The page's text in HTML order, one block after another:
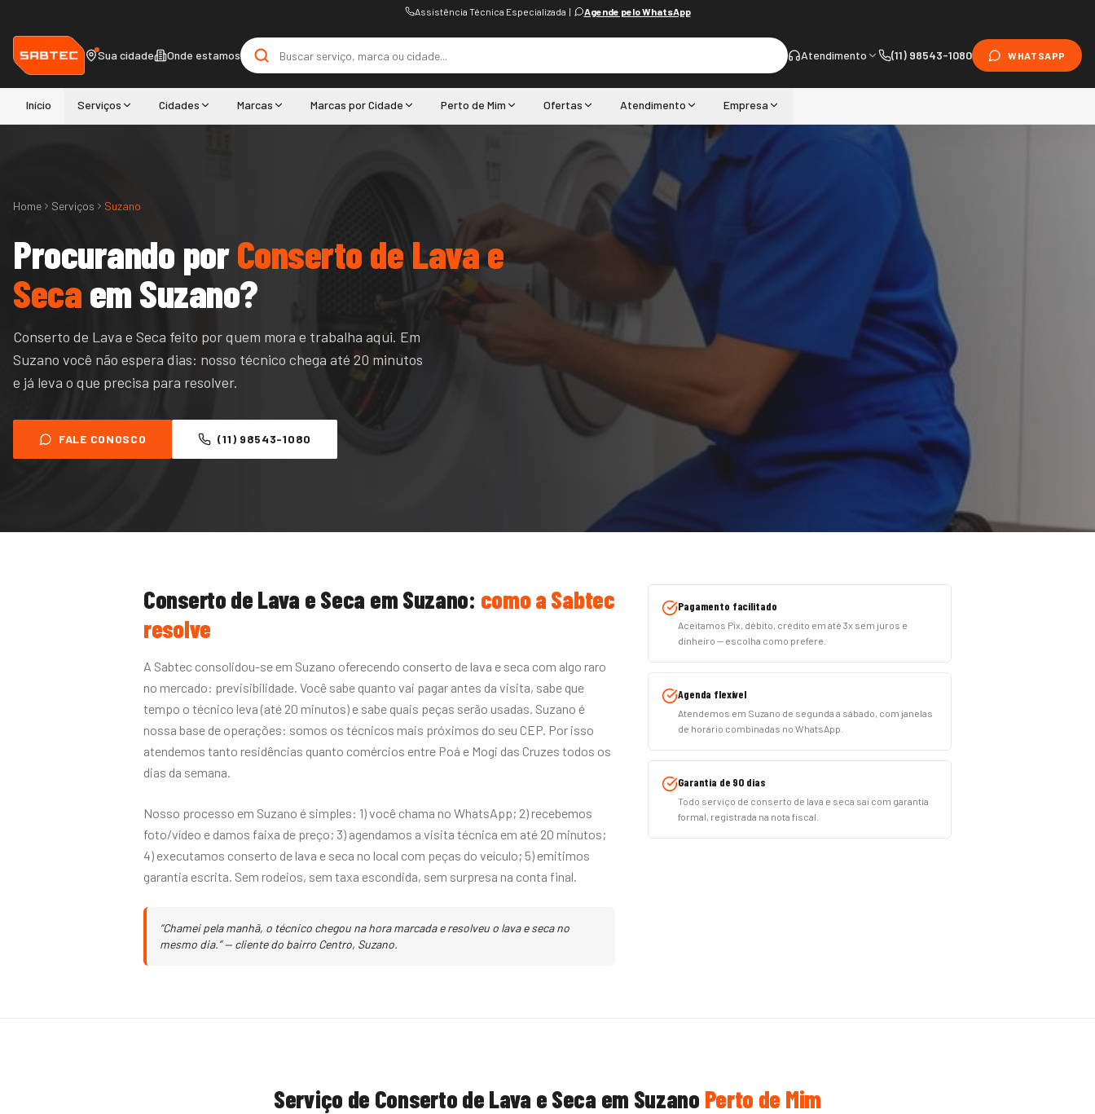
Assistência Técnica Especializada | Agende pelo WhatsApp
Sua cidade Onde estamos Atendimento (11) 98543-1080 WHATSAPP
Início Serviços Cidades Marcas Marcas por Cidade Perto de Mim Ofertas Atendimento Empresa
Home Serviços Suzano
Procurando porConserto de Lava e
SecaemSuzano?
Conserto de Lava e Seca feito por quem mora e trabalha aqui. Em
Suzano você não espera dias: nosso técnico chega até 20 minutos
e já leva o que precisa para resolver.
FALE CONOSCO (11) 98543-1080
Conserto de Lava e Seca emSuzano: como a Sabtec
resolve
A Sabtec consolidou-se em Suzano oferecendo conserto de lava e seca com algo raro
no mercado: previsibilidade. Você sabe quanto vai pagar antes da visita, sabe que
tempo o técnico leva (até 20 minutos) e sabe quais peças serão usadas. Suzano é
nossa base de operações: somos os técnicos mais próximos do seu CEP. Por isso
atendemos tanto residências quanto comércios entre Poá e Mogi das Cruzes todos os
dias da semana.
Nosso processo em Suzano é simples: 1) você chama no WhatsApp; 2) recebemos
foto/vídeo e damos faixa de preço; 3) agendamos a visita técnica em até 20 minutos;
4) executamos conserto de lava e seca no local com peças do veículo; 5) emitimos
garantia escrita. Sem rodeios, sem taxa escondida, sem surpresa na conta final.
“Chamei pela manhã, o técnico chegou na hora marcada e resolveu o lava e seca no
mesmo dia.” — cliente do bairro Centro, Suzano.
Pagamento facilitado
Aceitamos Pix, débito, crédito em até 3x sem juros e
dinheiro — escolha como prefere.
Agenda flexível
Atendemos em Suzano de segunda a sábado, com janelas
de horário combinadas no WhatsApp.
Garantia de 90 dias
Todo serviço de conserto de lava e seca sai com garantia
formal, registrada na nota fiscal.
Serviço de Conserto de Lava e Seca em Suzano Perto de Mim